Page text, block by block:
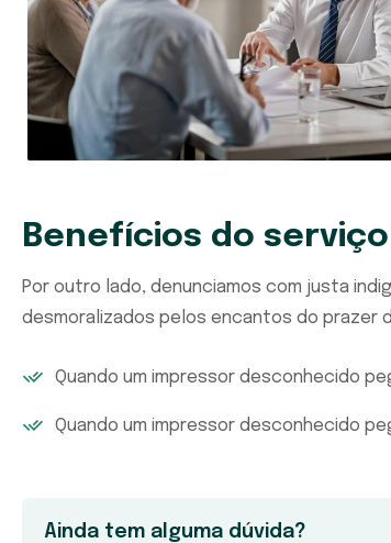
Benefícios do serviço
Por outro lado, denunciamos com justa
desmoralizados pelos encantos do prazer
Quando um impressor desconhecido
Quando um impressor desconhecido
Ainda tem alguma dúvida?